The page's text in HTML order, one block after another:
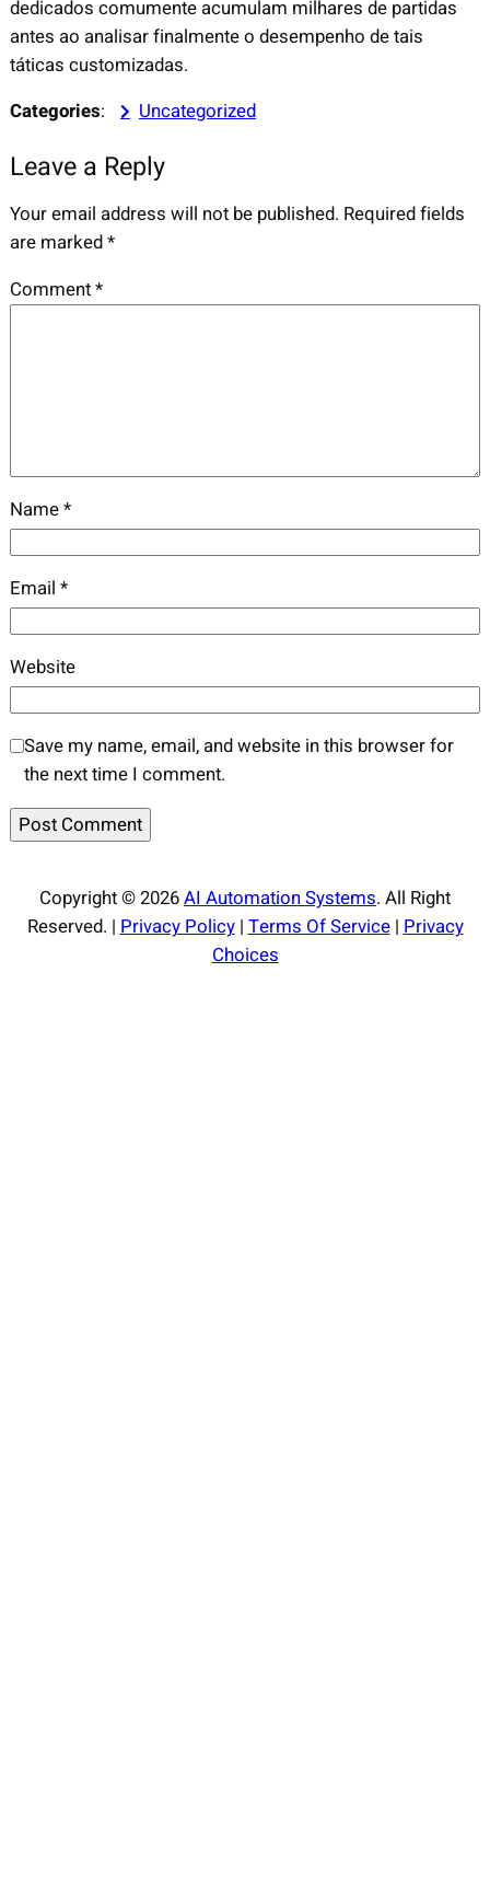
dedicados comumente acumulam milhares de partidas
antes ao analisar finalmente o desempenho de tais
táticas customizadas.
Categories: Uncategorized
Leave a Reply
Your email address will not be published. Required fields
are marked*
Comment*
Name*
Email *
Website
Save my name, email, and website in this browser for
the next time I comment.
Copyright © 2026AI Automation Systems. All Right
Reserved. |Privacy Policy|Terms Of Service|Privacy
Choices